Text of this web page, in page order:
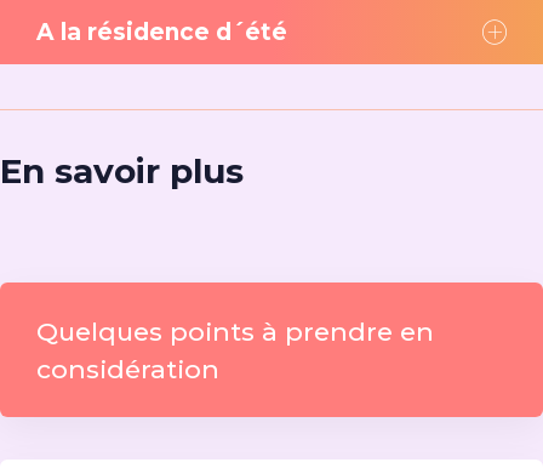
A la résidence d´été
En savoir plus
Quelques points à prendre en
considération